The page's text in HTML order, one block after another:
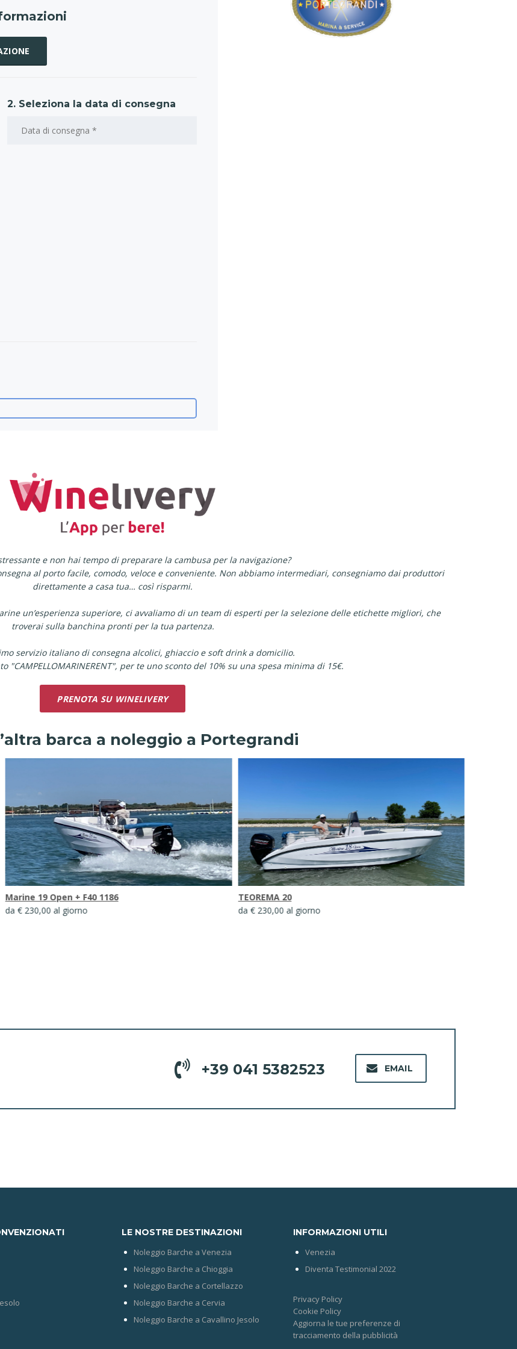
2. Seleziona la data di consegna
e non hai tempo di preparare la cambusa per la navigazione?
al porto facile, comodo, veloce e conveniente. Non abbiamo intermediari, consegniamo dai produttori
direttamente a casa tua… così risparmi.
un’esperienza superiore, ci avvaliamo di un team di esperti per la selezione delle etichette migliori, che
troverai sulla banchina pronti per la tua partenza.
servizio italiano di consegna alcolici, ghiaccio e soft drink a domicilio.
"CAMPELLOMARINERENT", per te uno sconto del 10% su una spesa minima di 15€.
PRENOTA SU WINELIVERY
barca a noleggio a Portegrandi
Marine 19 Open + F40 1186
da € 230,00 al giorno
TEOREMA 20
da € 230,00 al giorno
EMAIL
+39 041 5382523
LE NOSTRE DESTINAZIONI
Noleggio Barche a Venezia
Noleggio Barche a Chioggia
Noleggio Barche a Cortellazzo
Noleggio Barche a Cervia
Noleggio Barche a Cavallino Jesolo
INFORMAZIONI UTILI
Venezia
Diventa Testimonial 2022
Privacy Policy
Cookie Policy
Aggiorna le tue preferenze di
tracciamento della pubblicità